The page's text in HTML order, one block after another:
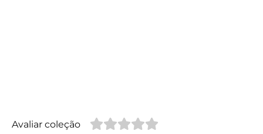
Avaliar coleção